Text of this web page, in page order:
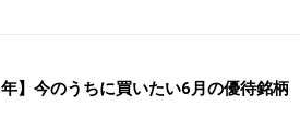
動きを参考に今後の値動きを予
言わざるを得ないのです。
けるためにはどのようなチャー
年】今のうちに買いたい6月の優待銘柄